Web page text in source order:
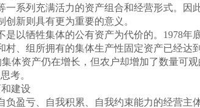
系列充满活力的资产组合和经营形式。
新则具有更为重要的意义。
牺牲集体的公有资产为代价的。1978年
村、组所拥有的集体生产性固定资产已经达
体资产仍在增长，但农户却增加了数量可
考。
建设
亏、自我积累、自我约束能力的经营主